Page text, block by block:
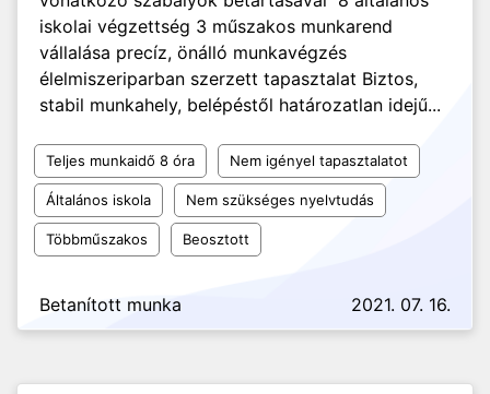
iskolai végzettség 3 műszakos munkarend
vállalása precíz, önálló munkavégzés
élelmiszeriparban szerzett tapasztalat Biztos,
stabil munkahely, belépéstől határozatlan idejű...
Teljes munkaidő 8 óra Nem igényel tapasztalatot
Általános iskola Nem szükséges nyelvtudás
Többműszakos Beosztott
Betanított munka 2021. 07. 16.